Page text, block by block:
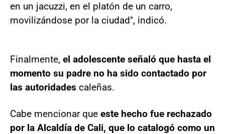
en un jacuzzi, en el platón de un carro,
movilizándose por la ciudad", indicó.
Finalmente, el adolescente señaló que hasta el
momento su padre no ha sido contactado por
las autoridades caleñas.
Cabe mencionar que este hecho fue rechazado
por la Alcaldía de Cali, que lo catalogó como un